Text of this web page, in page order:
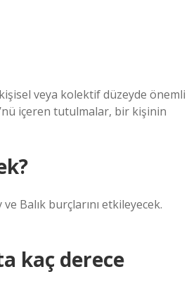
veya kolektif düzeyde önemli
içeren tutulmalar, bir kişinin
Balık burçlarını etkileyecek.
kaç derece